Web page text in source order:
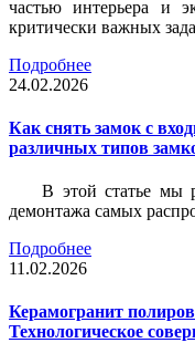
частью интерьера и
критически важных
Подробнее
24.02.2026
Как снять замок с
различных типов
В этой статье мы
демонтажа самых
Подробнее
11.02.2026
Керамогранит
Технологическое